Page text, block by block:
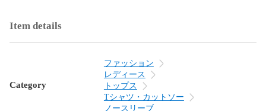
Item details
Category
ファッション
レディース
トップス
Tシャツ・カットソー
ノースリーブ